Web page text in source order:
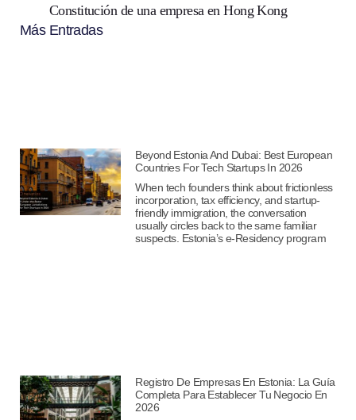
Constitución de una empresa en Hong Kong
Más Entradas
Beyond Estonia And Dubai: Best European
Countries For Tech Startups In 2026
When tech founders think about frictionless
incorporation, tax efficiency, and startup-
friendly immigration, the conversation
usually circles back to the same familiar
suspects. Estonia’s e-Residency program
Registro De Empresas En Estonia: La Guía
Completa Para Establecer Tu Negocio En
2026